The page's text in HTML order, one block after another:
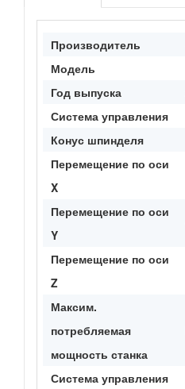
Производитель
Модель
Год выпуска
Система управления
Конус шпинделя
Перемещение по оси
X
Перемещение по оси
Y
Перемещение по оси
Z
Максим.
потребляемая
мощность станка
Система управления